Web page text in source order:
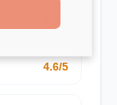
4.6/5